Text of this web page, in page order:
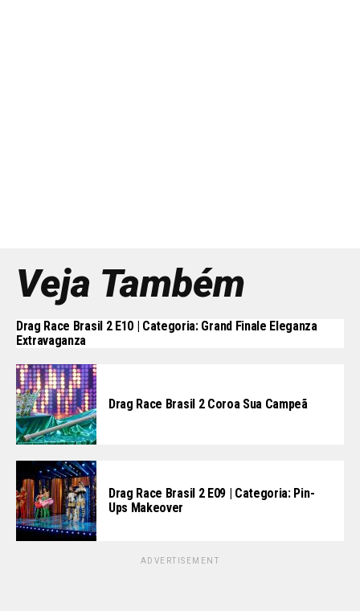
Veja Também
Drag Race Brasil 2 E10 | Categoria: Grand Finale Eleganza
Extravaganza
Drag Race Brasil 2 Coroa Sua Campeã
Drag Race Brasil 2 E09 | Categoria: Pin-
Ups Makeover
ADVERTISEMENT